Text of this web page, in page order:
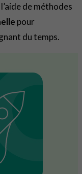
de méthodes
pour
du temps.